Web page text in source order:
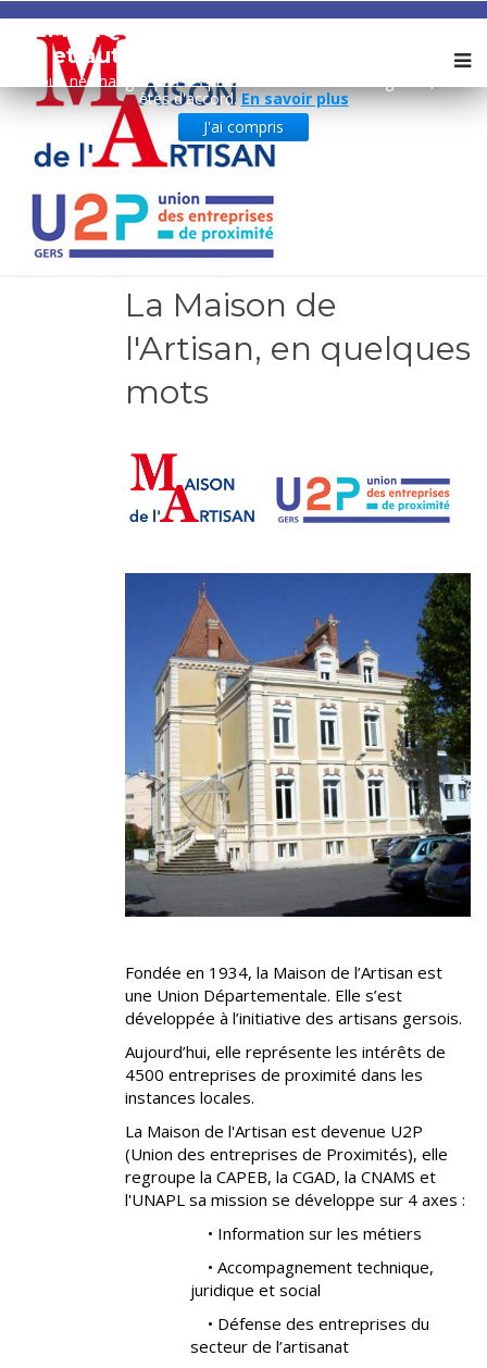
REMARQUE ! Ce site utilise des cookies
et autres technologies similaires.
Si vous ne changez pas les paramètres de votre navigateur, vous
êtes d'accord.En savoir plus
J'ai compris
La Maison de
l'Artisan, en quelques
mots
Fondée en 1934, la Maison de l’Artisan est
une Union Départementale. Elle s’est
développée à l’initiative des artisans gersois.
Aujourd’hui, elle représente les intérêts de
4500 entreprises de proximité dans les
instances locales.
La Maison de l'Artisan est devenue U2P
(Union des entreprises de Proximités), elle
regroupe la CAPEB, la CGAD, la CNAMS et
l'UNAPL sa mission se développe sur 4 axes :
• Information sur les métiers
• Accompagnement technique,
juridique et social
• Défense des entreprises du
secteur de l’artisanat